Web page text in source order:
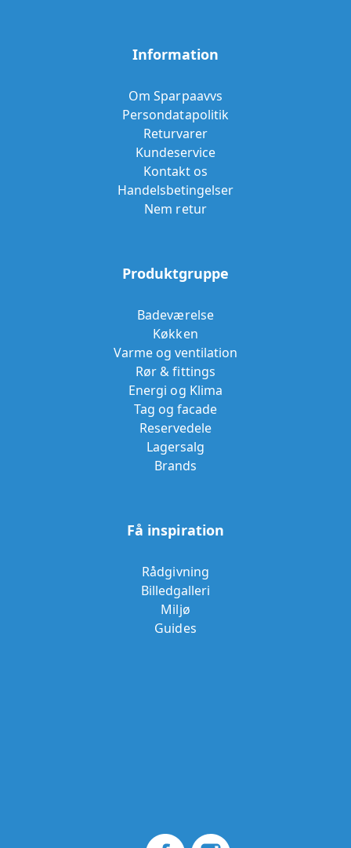
Information
Om Sparpaavvs
Persondatapolitik
Returvarer
Kundeservice
Kontakt os
Handelsbetingelser
Nem retur
Produktgruppe
Badeværelse
Køkken
Varme og ventilation
Rør & fittings
Energi og Klima
Tag og facade
Reservedele
Lagersalg
Brands
Få inspiration
Rådgivning
Billedgalleri
Miljø
Guides